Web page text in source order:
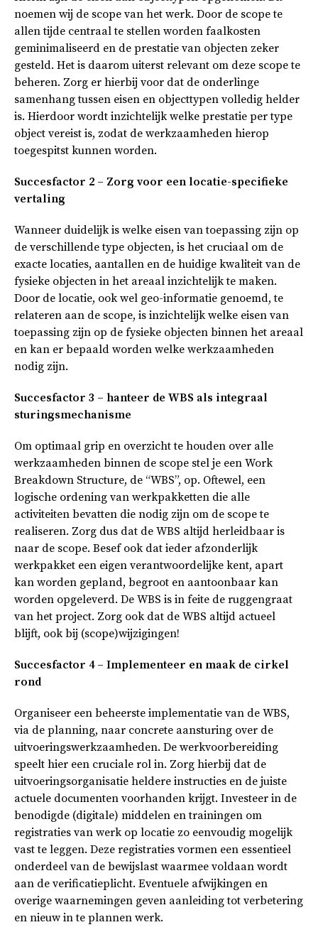
noemen wij de scope van het werk. Door de scope te
allen tijde centraal te stellen worden faalkosten
geminimaliseerd en de prestatie van objecten zeker
gesteld. Het is daarom uiterst relevant om deze scope te
beheren. Zorg er hierbij voor dat de onderlinge
samenhang tussen eisen en objecttypen volledig helder
is. Hierdoor wordt inzichtelijk welke prestatie per type
object vereist is, zodat de werkzaamheden hierop
toegespitst kunnen worden.
Succesfactor 2 – Zorg voor een locatie-specifieke
vertaling
Wanneer duidelijk is welke eisen van toepassing zijn op
de verschillende type objecten, is het cruciaal om de
exacte locaties, aantallen en de huidige kwaliteit van de
fysieke objecten in het areaal inzichtelijk te maken.
Door de locatie, ook wel geo-informatie genoemd, te
relateren aan de scope, is inzichtelijk welke eisen van
toepassing zijn op de fysieke objecten binnen het areaal
en kan er bepaald worden welke werkzaamheden
nodig zijn.
Succesfactor 3 – hanteer de WBS als integraal
sturingsmechanisme
Om optimaal grip en overzicht te houden over alle
werkzaamheden binnen de scope stel je een Work
Breakdown Structure, de “WBS”, op. Oftewel, een
logische ordening van werkpakketten die alle
activiteiten bevatten die nodig zijn om de scope te
realiseren. Zorg dus dat de WBS altijd herleidbaar is
naar de scope. Besef ook dat ieder afzonderlijk
werkpakket een eigen verantwoordelijke kent, apart
kan worden gepland, begroot en aantoonbaar kan
worden opgeleverd. De WBS is in feite de ruggengraat
van het project. Zorg ook dat de WBS altijd actueel
blijft, ook bij (scope)wijzigingen!
Succesfactor 4 – Implementeer en maak de cirkel
rond
Organiseer een beheerste implementatie van de WBS,
via de planning, naar concrete aansturing over de
uitvoeringswerkzaamheden. De werkvoorbereiding
speelt hier een cruciale rol in. Zorg hierbij dat de
uitvoeringsorganisatie heldere instructies en de juiste
actuele documenten voorhanden krijgt. Investeer in de
benodigde (digitale) middelen en trainingen om
registraties van werk op locatie zo eenvoudig mogelijk
vast te leggen. Deze registraties vormen een essentieel
onderdeel van de bewijslast waarmee voldaan wordt
aan de verificatieplicht. Eventuele afwijkingen en
overige waarnemingen geven aanleiding tot verbetering
en nieuw in te plannen werk.